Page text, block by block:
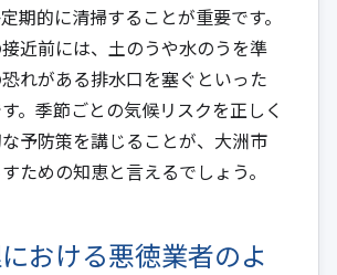
期的に清掃することが重要です。
近前には、土のうや水のうを準
れがある排水口を塞ぐといった
。季節ごとの気候リスクを正しく
予防策を講じることが、大洲市
ための知恵と言えるでしょう。
おける悪徳業者のよ